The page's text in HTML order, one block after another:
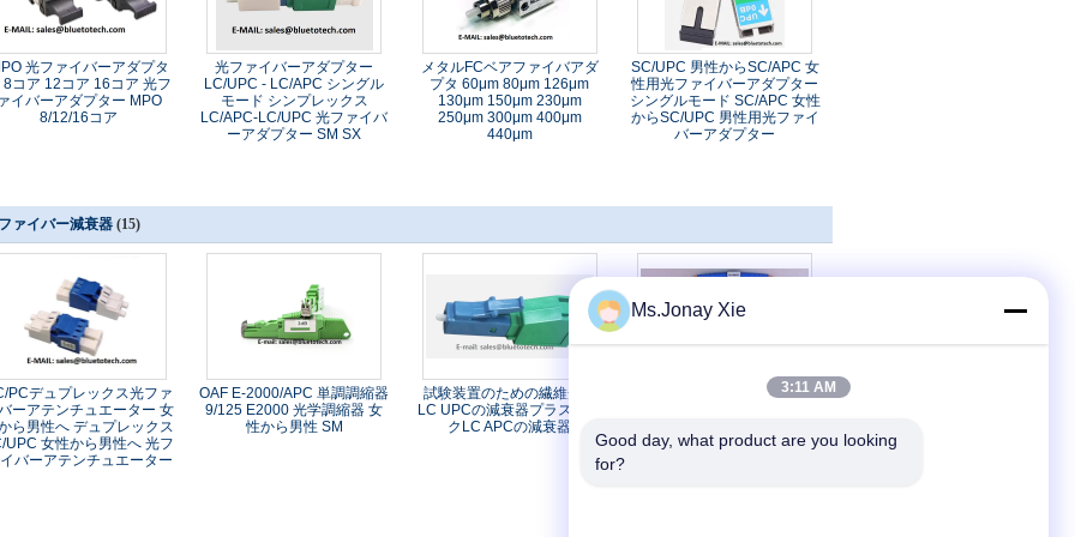
光ファイバーアダプタ
8コア 12コア 16コア 光フ
ァイバーアダプター MPO
8/12/16コア
光ファイバーアダプター
LC/UPC - LC/APC シングル
モード シンプレックス
LC/APC-LC/UPC 光ファイバ
ーアダプター SM SX
メタルFCベアファイバアダ
プタ 60μm 80μm 126μm
130μm 150μm 230μm
250μm 300μm 400μm
440μm
SC/UPC 男性からSC/APC 女
性用光ファイバーアダプター
シングルモード SC/APC 女性
からSC/UPC 男性用光ファイ
バーアダプター
ァイバー減衰器 (15)
PCデュプレックス光ファ
ーアテンチュエーター 女
ら男性へ デュプレックス
UPC 女性から男性へ 光フ
バーアテンチュエーター
OAF E-2000/APC 単調調縮器
9/125 E2000 光学調縮器 女
性から男性 SM
試験装置のための繊維光学
LC UPCの減衰器プラスチッ
クLC APCの減衰器
CATVのテレコミュニケーシ
Ms.Jonay Xie
3:11 AM
Good day, what product are you looking
for?